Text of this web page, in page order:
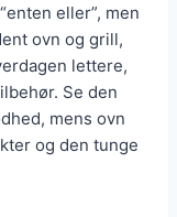
eller”, men
ovn og grill,
lettere,
Se den
mens ovn
og den tunge